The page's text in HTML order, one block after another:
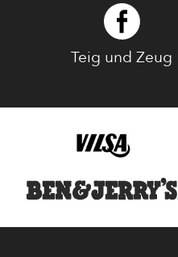
Teig und Zeug